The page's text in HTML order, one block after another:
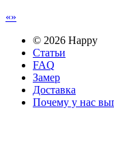
© 2026 Happy
Статьи
FAQ
Замер
Доставка
Почему у нас